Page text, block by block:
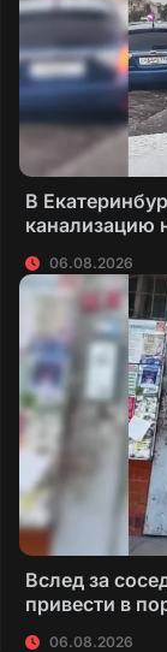
В
канализацию
06.08.2026
Вслед за
привести в
06.08.2026